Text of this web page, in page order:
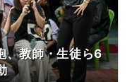
、教師・生徒ら6